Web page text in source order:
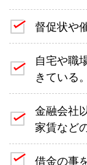
督促状や
自宅や職
きている。
金融会社
家賃など
借金の事